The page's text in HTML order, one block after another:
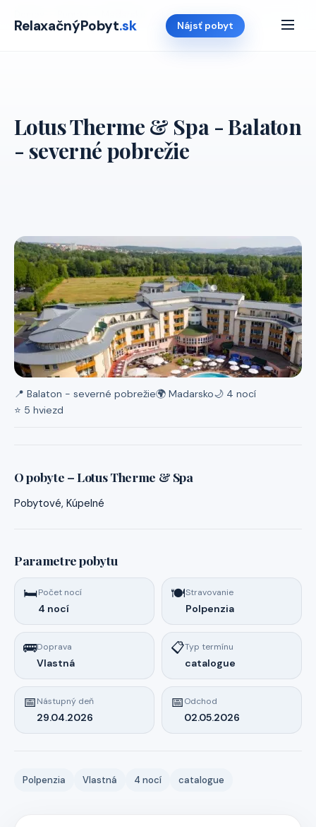
RelaxačnýPobyt.sk Nájsť pobyt
Lotus Therme & Spa
Lotus Therme & Spa - Balaton
- severné pobrežie
📍 Balaton - severné pobrežie🌍 Madarsko🌙 4 nocí
⭐ 5 hviezd
O pobyte – Lotus Therme & Spa
Pobytové, Kúpelné
Parametre pobytu
🛏️Počet nocí
4 nocí
🍽️Stravovanie
Polpenzia
🚌Doprava
Vlastná
📋Typ termínu
catalogue
📅Nástupný deň
29.04.2026
📅Odchod
02.05.2026
Polpenzia Vlastná 4 nocí catalogue